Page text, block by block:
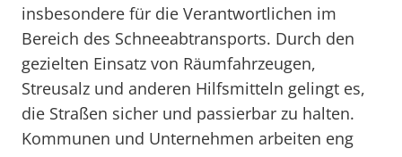
insbesondere für die Verantwortlichen im
Bereich des Schneeabtransports. Durch den
gezielten Einsatz von Räumfahrzeugen,
Streusalz und anderen Hilfsmitteln gelingt es,
die Straßen sicher und passierbar zu halten.
Kommunen und Unternehmen arbeiten eng